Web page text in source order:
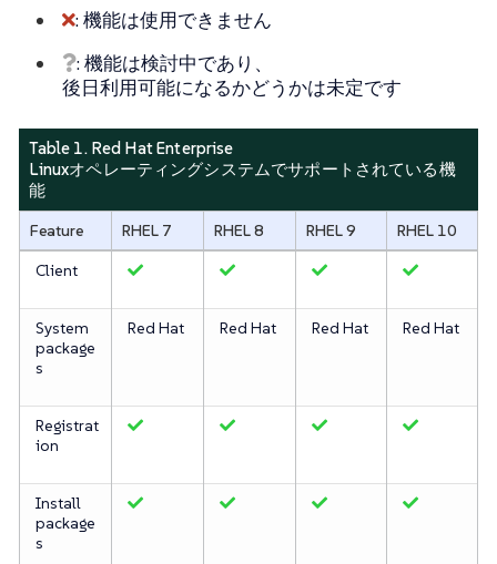
: 機能は使用できません
: 機能は検討中であり、
後日利用可能になるかどうかは未定です
Table 1. Red Hat Enterprise
Linuxオペレーティングシステムでサポートされている機
能
Feature RHEL 7 RHEL 8 RHEL 9
RHEL 10
Client
System
package
s
Red Hat Red Hat Red Hat Red Hat
Registrat
ion
Install
package
s